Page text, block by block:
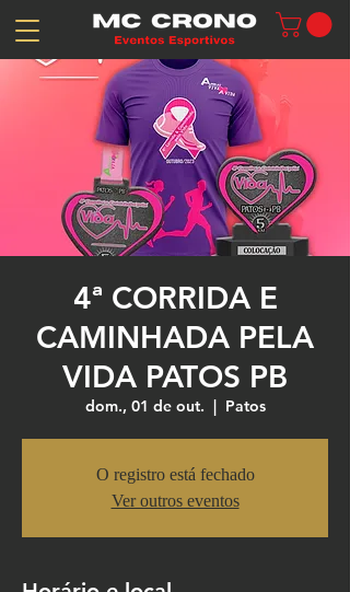
4ª CORRIDA E
CAMINHADA PELA
VIDA PATOS PB
dom., 01 de out.
  |
Patos
O registro está fechado
Ver outros eventos